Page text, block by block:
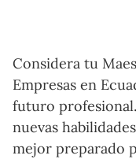
Considera tu
Empresas en
futuro
nuevas
mejor preparado